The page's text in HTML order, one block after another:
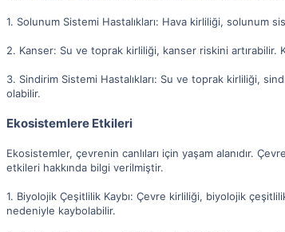
1. Solunum Sistemi Hastalıkları: Hava kirliliği, solunum
2. Kanser: Su ve toprak kirliliği, kanser riskini
3. Sindirim Sistemi Hastalıkları: Su ve toprak kirliliği,
olabilir.
Ekosistemlere Etkileri
Ekosistemler, çevrenin canlıları için yaşam alanıdır.
etkileri hakkında bilgi verilmiştir.
1. Biyolojik Çeşitlilik Kaybı: Çevre kirliliği, biyolojik
nedeniyle kaybolabilir.